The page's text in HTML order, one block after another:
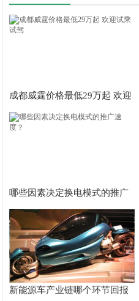
成都威霆价格最低29万起 欢迎
试乘试驾
哪些因素决定换电模式的推广
速度？
新能源车产业链哪个环节回报